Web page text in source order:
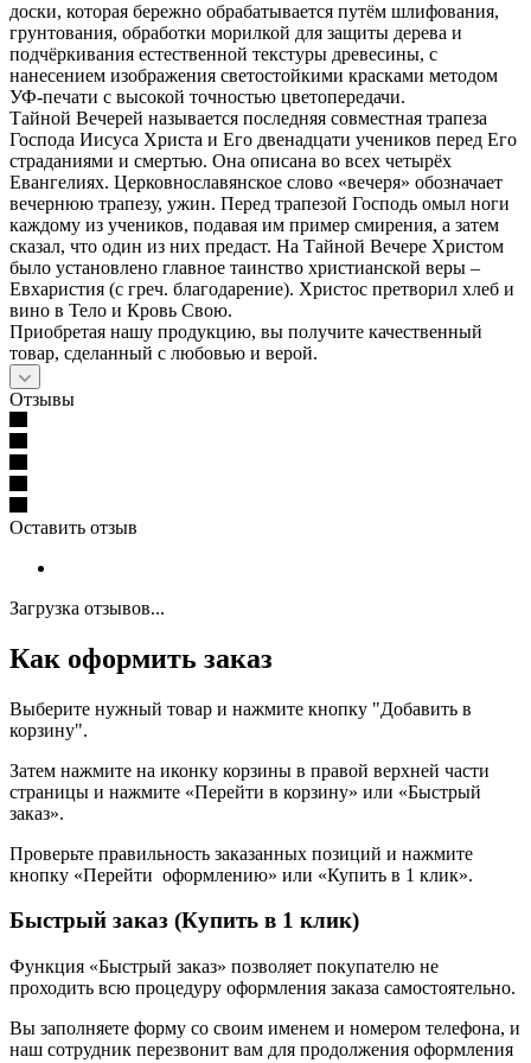
доски, которая бережно обрабатывается путём шлифования,
грунтования, обработки морилкой для защиты дерева и
подчёркивания естественной текстуры древесины, с
нанесением изображения светостойкими красками методом
УФ-печати с высокой точностью цветопередачи.
Тайной Вечерей называется последняя совместная трапеза
Господа Иисуса Христа и Его двенадцати учеников перед Его
страданиями и смертью. Она описана во всех четырёх
Евангелиях. Церковнославянское слово «вечеря» обозначает
вечернюю трапезу, ужин. Перед трапезой Господь омыл ноги
каждому из учеников, подавая им пример смирения, а затем
сказал, что один из них предаст. На Тайной Вечере Христом
было установлено главное таинство христианской веры –
Евхаристия (с греч. благодарение). Христос претворил хлеб и
вино в Тело и Кровь Свою.
Приобретая нашу продукцию, вы получите качественный
товар, сделанный с любовью и верой.
Отзывы
Оставить отзыв
Загрузка отзывов...
Как оформить заказ
Выберите нужный товар и нажмите кнопку "Добавить в
корзину".
Затем нажмите на иконку корзины в правой верхней части
страницы и нажмите «Перейти в корзину» или «Быстрый
заказ».
Проверьте правильность заказанных позиций и нажмите
кнопку «Перейти оформлению» или «Купить в 1 клик».
Быстрый заказ (Купить в 1 клик)
Функция «Быстрый заказ» позволяет покупателю не
проходить всю процедуру оформления заказа самостоятельно.
Вы заполняете форму со своим именем и номером телефона, и
наш сотрудник перезвонит вам для продолжения оформления